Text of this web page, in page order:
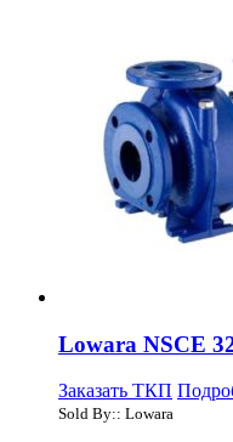
Lowara NSCE
Заказать ТКП
Sold By:: Lowara